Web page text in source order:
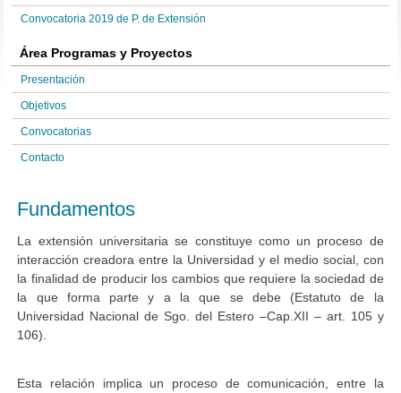
Convocatoria 2019 de P. de Extensión
Área Programas y Proyectos
Presentación
Objetivos
Convocatorias
Contacto
Fundamentos
La extensión universitaria se constituye como un proceso de
interacción creadora entre la Universidad y el medio social, con
la finalidad de producir los cambios que requiere la sociedad de
la que forma parte y a la que se debe (Estatuto de la
Universidad Nacional de Sgo. del Estero –Cap.XII – art. 105 y
106).
Esta relación implica un proceso de comunicación, entre la